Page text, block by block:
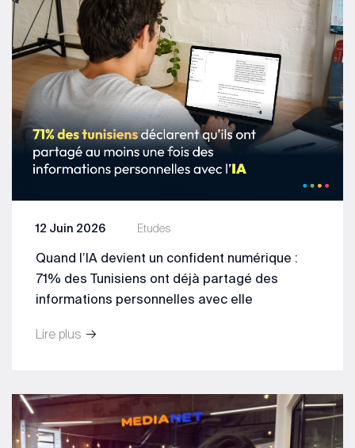
Etudes
12 Juin 2026
Quand l’IA devient un confident numérique :
71% des Tunisiens ont déjà partagé des
informations personnelles avec elle
Lire plus